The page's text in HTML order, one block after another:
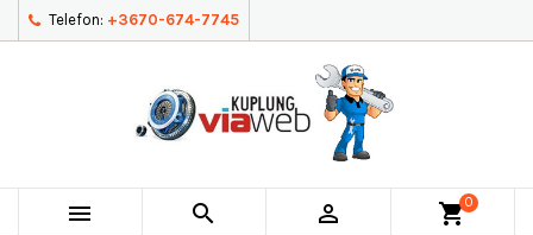
Telefon: +3670-674-7745
   shopping_cart0